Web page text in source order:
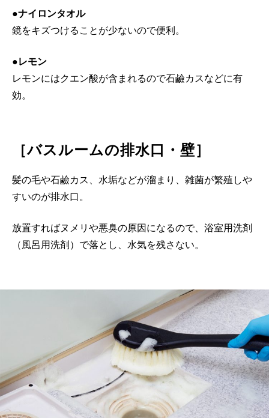
●ナイロンタオル
鏡をキズつけることが少ないので便利。
●レモン
レモンにはクエン酸が含まれるので石鹼カスなどに有
効。
［バスルームの排水口・壁］
髪の毛や石鹼カス、水垢などが溜まり、雑菌が繁殖しや
すいのが排水口。
放置すればヌメリや悪臭の原因になるので、浴室用洗剤
（風呂用洗剤）で落とし、水気を残さない。